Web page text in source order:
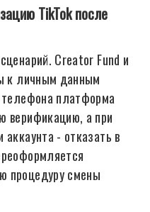
TikTok после
Creator Fund и
к личным данным
платформа
верификацию, а при
- отказать в
процедуру смены